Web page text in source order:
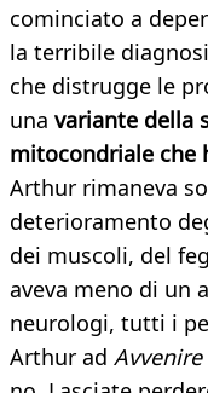
cominciato a
la terribile
che distrugge le
una variante della
mitocondriale che
Arthur rimaneva
deterioramento
dei muscoli, del
aveva meno di un
neurologi, tutti i
Arthur ad Avvenire